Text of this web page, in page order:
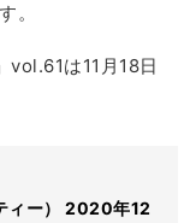
。
は11月18日
ィー） 2020年12